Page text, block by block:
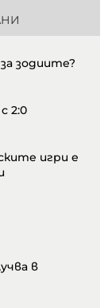
зодиите?
2:0
игри е
в